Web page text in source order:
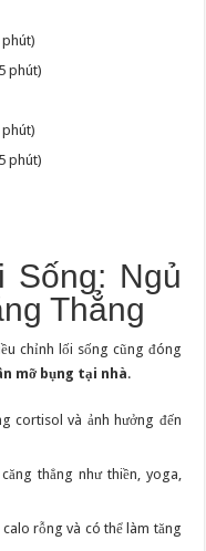
phút)
phút)
Sống: Ngủ
Thẳng
chỉnh lối sống cũng đóng
mỡ bụng tại nhà.
cortisol và ảnh hưởng đến
thẳng như thiền, yoga,
calo rỗng và có thể làm tăng